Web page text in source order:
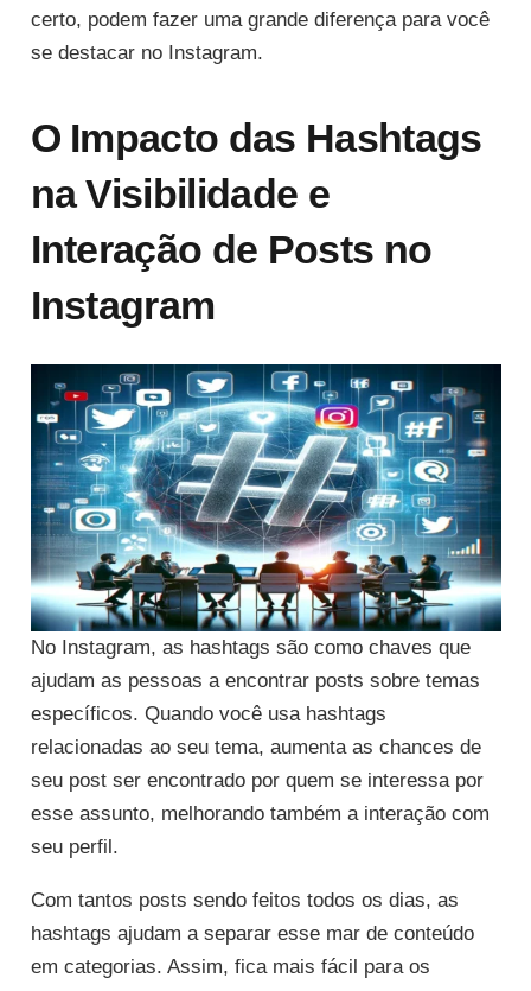
certo, podem fazer uma grande diferença para você
se destacar no Instagram.
O Impacto das Hashtags
na Visibilidade e
Interação de Posts no
Instagram
No Instagram, as hashtags são como chaves que
ajudam as pessoas a encontrar posts sobre temas
específicos. Quando você usa hashtags
relacionadas ao seu tema, aumenta as chances de
seu post ser encontrado por quem se interessa por
esse assunto, melhorando também a interação com
seu perfil.
Com tantos posts sendo feitos todos os dias, as
hashtags ajudam a separar esse mar de conteúdo
em categorias. Assim, fica mais fácil para os